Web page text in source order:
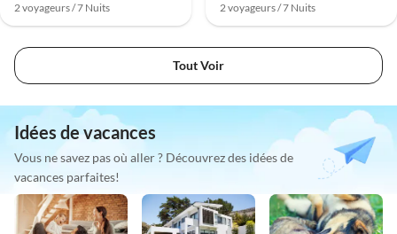
2 voyageurs / 7 Nuits 2 voyageurs / 7 Nuits
Tout Voir
Idées de vacances
Vous ne savez pas où aller ? Découvrez des idées de
vacances parfaites!